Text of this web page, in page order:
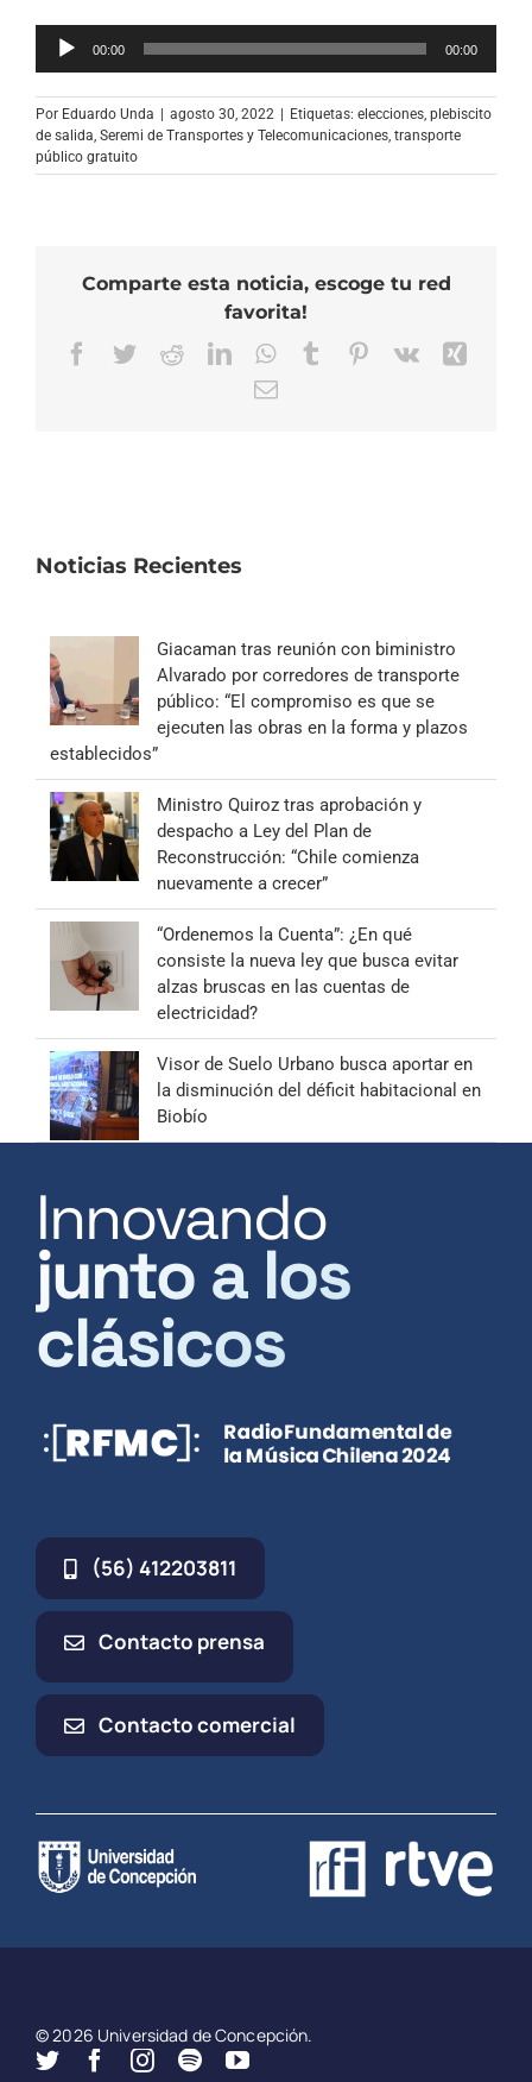
Reproductor
00:00 00:00
Por Eduardo Unda | agosto 30, 2022 | Etiquetas: elecciones plebiscito
de salida Seremi de Transportes y Telecomunicaciones transporte
público gratuito
Comparte esta noticia, escoge tu red
favorita!
Facebook
TwitterRedditLinkedInWhatsApp
TumblrPinterest
Vk
Xing
Correo
Noticias Recientes
Giacaman tras reunión con biministro
Alvarado por corredores de transporte
público: “El compromiso es que se
ejecuten las obras en la forma y plazos
establecidos”
Ministro Quiroz tras aprobación y
despacho a Ley del Plan de
Reconstrucción: “Chile comienza
nuevamente a crecer”
“Ordenemos la Cuenta”: ¿En qué
consiste la nueva ley que busca evitar
alzas bruscas en las cuentas de
electricidad?
Visor de Suelo Urbano busca aportar en
la disminución del déficit habitacional en
Biobío
Innovando
junto a los
clásicos
(56) 412203811
Contacto prensa
Contacto comercial
© 2026 Universidad de Concepción.